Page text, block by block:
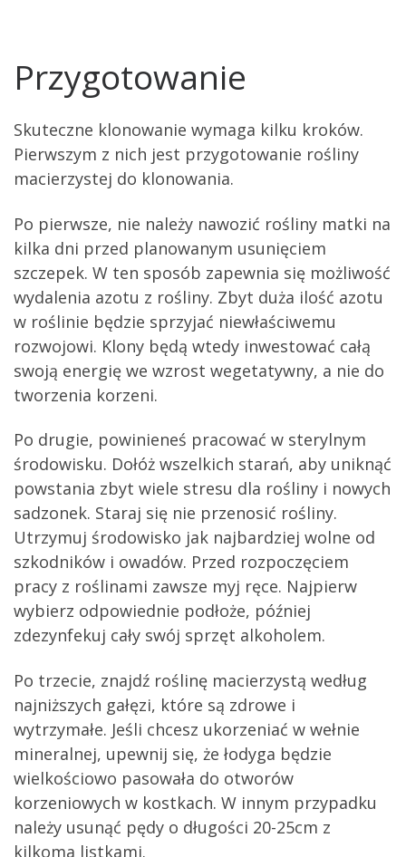
Przygotowanie
Skuteczne klonowanie wymaga kilku kroków.
Pierwszym z nich jest przygotowanie rośliny
macierzystej do klonowania.
Po pierwsze, nie należy nawozić rośliny matki na
kilka dni przed planowanym usunięciem
szczepek. W ten sposób zapewnia się możliwość
wydalenia azotu z rośliny. Zbyt duża ilość azotu
w roślinie będzie sprzyjać niewłaściwemu
rozwojowi. Klony będą wtedy inwestować całą
swoją energię we wzrost wegetatywny, a nie do
tworzenia korzeni.
Po drugie, powinieneś pracować w sterylnym
środowisku. Dołóż wszelkich starań, aby uniknąć
powstania zbyt wiele stresu dla rośliny i nowych
sadzonek. Staraj się nie przenosić rośliny.
Utrzymuj środowisko jak najbardziej wolne od
szkodników i owadów. Przed rozpoczęciem
pracy z roślinami zawsze myj ręce. Najpierw
wybierz odpowiednie podłoże, później
zdezynfekuj cały swój sprzęt alkoholem.
Po trzecie, znajdź roślinę macierzystą według
najniższych gałęzi, które są zdrowe i
wytrzymałe. Jeśli chcesz ukorzeniać w wełnie
mineralnej, upewnij się, że łodyga będzie
wielkościowo pasowała do otworów
korzeniowych w kostkach. W innym przypadku
należy usunąć pędy o długości 20-25cm z
kilkoma listkami.